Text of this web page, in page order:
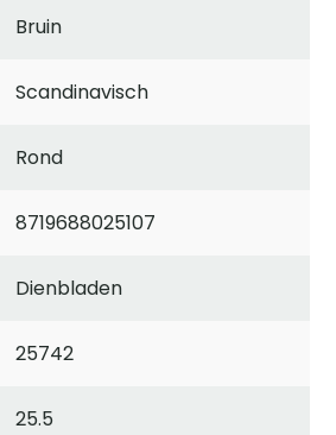
Bruin
Scandinavisch
Rond
8719688025107
Dienbladen
25742
25.5